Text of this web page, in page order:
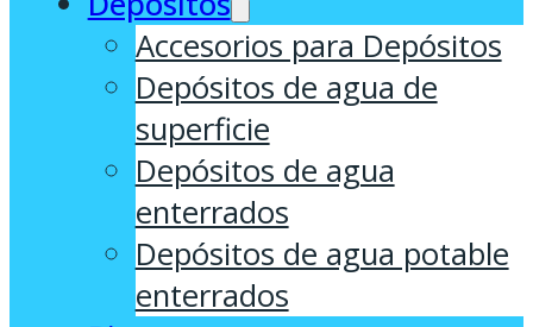
Accesorios para Depósitos
Depósitos de agua de
superficie
Depósitos de agua
enterrados
Depósitos de agua potable
enterrados